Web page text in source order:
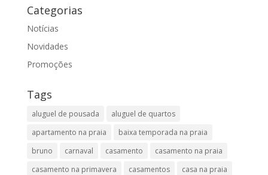
Categorias
Notícias
Novidades
Promoções
Tags
aluguel de pousada
aluguel de quartos
apartamento na praia
baixa temporada na praia
bruno
carnaval casamento
casamento na praia
casamento na primavera
casamentos
casa na praia